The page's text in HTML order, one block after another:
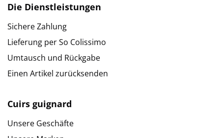
Die Dienstleistungen
Sichere Zahlung
Lieferung per So Colissimo
Umtausch und Rückgabe
Einen Artikel zurücksenden
Cuirs guignard
Unsere Geschäfte